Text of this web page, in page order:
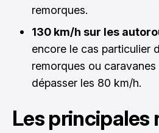
remorques.
130 km/h sur les
encore le cas particulier
remorques ou
dépasser les 80 km/h.
Les principales